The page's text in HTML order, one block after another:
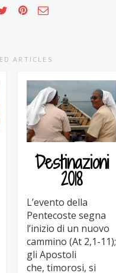
ARTICLES
Destinazioni
2018
L’evento della
Pentecoste segna
l’inizio di un nuovo
cammino (At 2,1-11);
gli Apostoli
che, timorosi, si